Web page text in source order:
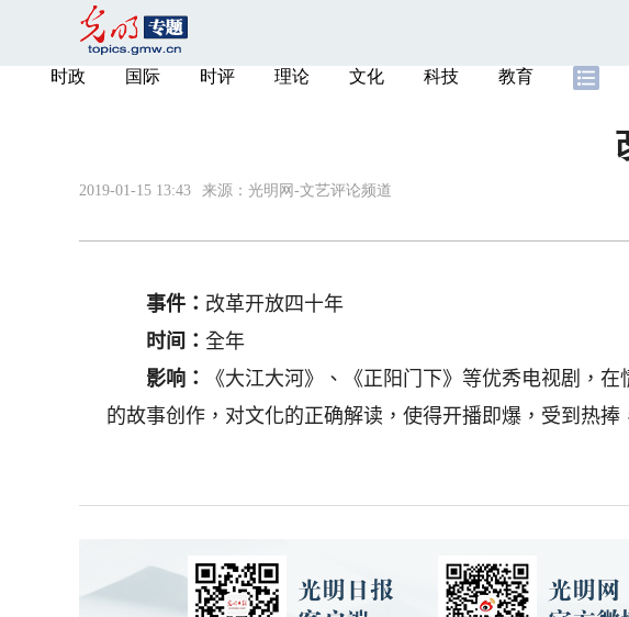
时政 国际 时评 理论 文化 科技 教育
2019-01-15 13:43 来源： 光明网-文艺评论频道
事件： 改革开放四十年
时间：全年
影响：
《大江大河》、《正阳门下》等优秀电视剧，
的故事创作，对文化的正确解读，使得开播即爆，受到热捧